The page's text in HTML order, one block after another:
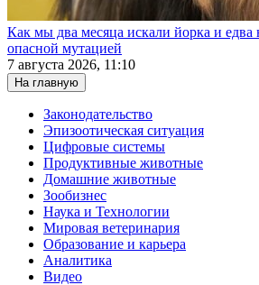
Как мы два месяца искали йорка и едва
опасной мутацией
7 августа 2026, 11:10
На главную
Законодательство
Эпизоотическая ситуация
Цифровые системы
Продуктивные животные
Домашние животные
Зообизнес
Наука и Технологии
Мировая ветеринария
Образование и карьера
Аналитика
Видео